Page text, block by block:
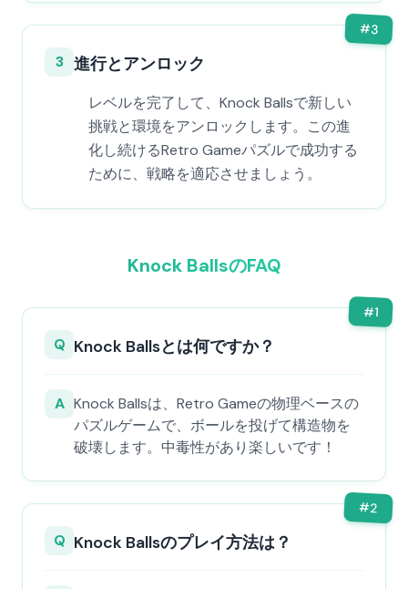
#3
3 進行とアンロック
レベルを完了して、Knock Ballsで新しい
挑戦と環境をアンロックします。この進
化し続けるRetro Gameパズルで成功する
ために、戦略を適応させましょう。
Knock BallsのFAQ
#1
Q Knock Ballsとは何ですか？
A Knock Ballsは、Retro Gameの物理ベースの
パズルゲームで、ボールを投げて構造物を
破壊します。中毒性があり楽しいです！
#2
Q Knock Ballsのプレイ方法は？